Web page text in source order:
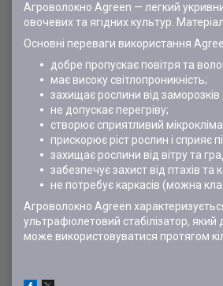
Агроволокно Agreen — легкий
овочевих та ягідних культур.
Основні переваги використання
добре пропускає повітря та
має високу світлопроникність;
захищає рослини від заморозків
не допускає перегріву;
створює сприятливий
прискорює ріст рослин і сприяє
захищає рослини від вітру та
забезпечує захист від птахів та
не потребує каркасів (можна
Агроволокно Agreen
ультрафіолетовий стабілізатор,
може використовуватися протягом